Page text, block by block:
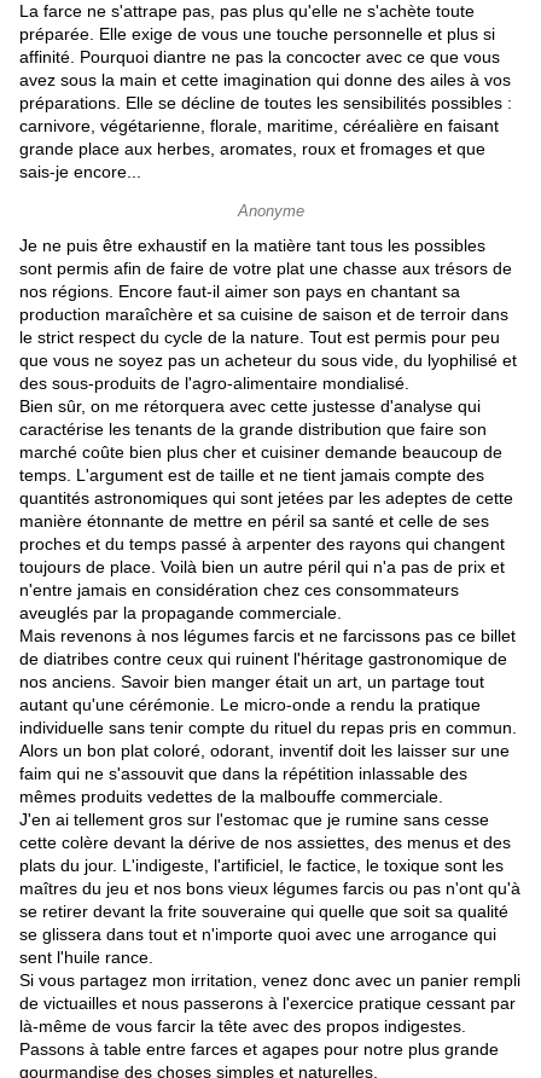
La farce ne s'attrape pas, pas plus qu'elle ne s'achète toute
préparée. Elle exige de vous une touche personnelle et plus si
affinité. Pourquoi diantre ne pas la concocter avec ce que vous
avez sous la main et cette imagination qui donne des ailes à vos
préparations. Elle se décline de toutes les sensibilités possibles :
carnivore, végétarienne, florale, maritime, céréalière en faisant
grande place aux herbes, aromates, roux et fromages et que
sais-je encore...
Anonyme
Je ne puis être exhaustif en la matière tant tous les possibles
sont permis afin de faire de votre plat une chasse aux trésors de
nos régions. Encore faut-il aimer son pays en chantant sa
production maraîchère et sa cuisine de saison et de terroir dans
le strict respect du cycle de la nature. Tout est permis pour peu
que vous ne soyez pas un acheteur du sous vide, du lyophilisé et
des sous-produits de l'agro-alimentaire mondialisé.
Bien sûr, on me rétorquera avec cette justesse d'analyse qui
caractérise les tenants de la grande distribution que faire son
marché coûte bien plus cher et cuisiner demande beaucoup de
temps. L'argument est de taille et ne tient jamais compte des
quantités astronomiques qui sont jetées par les adeptes de cette
manière étonnante de mettre en péril sa santé et celle de ses
proches et du temps passé à arpenter des rayons qui changent
toujours de place. Voilà bien un autre péril qui n'a pas de prix et
n'entre jamais en considération chez ces consommateurs
aveuglés par la propagande commerciale.
Mais revenons à nos légumes farcis et ne farcissons pas ce billet
de diatribes contre ceux qui ruinent l'héritage gastronomique de
nos anciens. Savoir bien manger était un art, un partage tout
autant qu'une cérémonie. Le micro-onde a rendu la pratique
individuelle sans tenir compte du rituel du repas pris en commun.
Alors un bon plat coloré, odorant, inventif doit les laisser sur une
faim qui ne s'assouvit que dans la répétition inlassable des
mêmes produits vedettes de la malbouffe commerciale.
J'en ai tellement gros sur l'estomac que je rumine sans cesse
cette colère devant la dérive de nos assiettes, des menus et des
plats du jour. L'indigeste, l'artificiel, le factice, le toxique sont les
maîtres du jeu et nos bons vieux légumes farcis ou pas n'ont qu'à
se retirer devant la frite souveraine qui quelle que soit sa qualité
se glissera dans tout et n'importe quoi avec une arrogance qui
sent l'huile rance.
Si vous partagez mon irritation, venez donc avec un panier rempli
de victuailles et nous passerons à l'exercice pratique cessant par
là-même de vous farcir la tête avec des propos indigestes.
Passons à table entre farces et agapes pour notre plus grande
gourmandise des choses simples et naturelles.